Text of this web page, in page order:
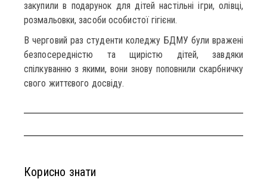
закупили в подарунок для дітей настільні ігри, олівці,
розмальовки, засоби особистої гігієни.
В черговий раз студенти коледжу БДМУ були вражені
безпосередністю та щирістю дітей, завдяки
спілкуванню з якими, вони знову поповнили скарбничку
свого життєвого досвіду.
Корисно знати